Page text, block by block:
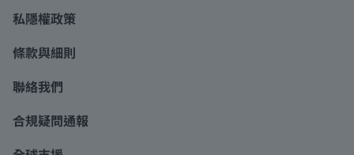
私隱權政策
條款與細則
聯絡我們
合規疑問通報